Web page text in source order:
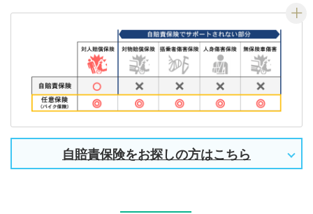
自賠責保険をお探しの方はこちら